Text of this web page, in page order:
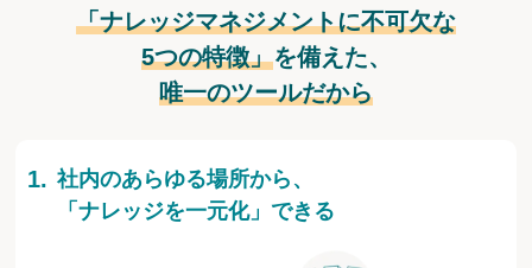
「ナレッジマネジメントに不可欠な
5つの特徴」を備えた、
唯一のツールだから
社内のあらゆる場所から、
「ナレッジを一元化」できる